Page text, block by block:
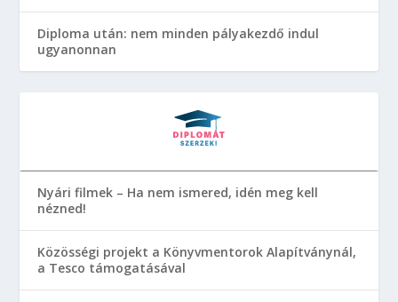
Diploma után: nem minden pályakezdő indul
ugyanonnan
Nyári filmek – Ha nem ismered, idén meg kell
nézned!
Közösségi projekt a Könyvmentorok Alapítványnál,
a Tesco támogatásával